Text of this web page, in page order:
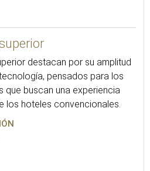
destacan por su amplitud
pensados para los
que buscan una experiencia
los hoteles convencionales.